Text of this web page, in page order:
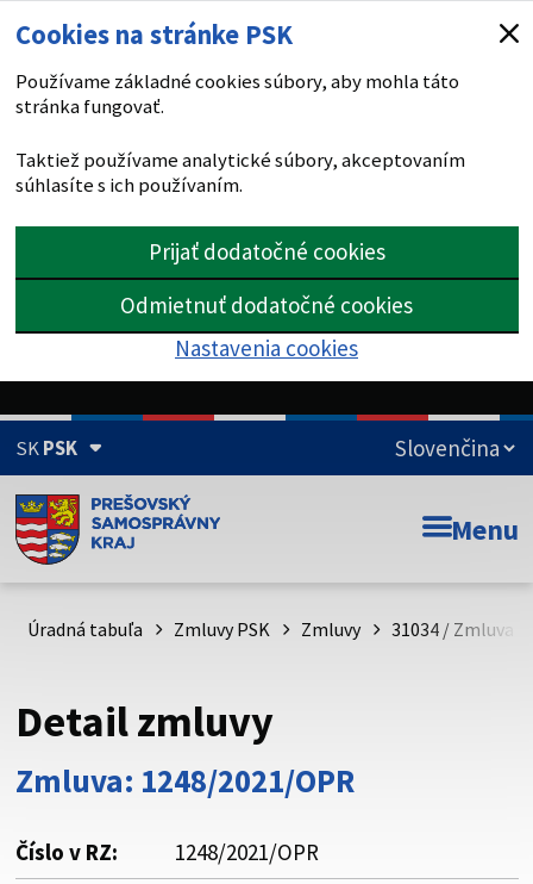
Cookies na stránke PSK
Používame základné cookies súbory, aby mohla táto
stránka fungovať.
Taktiež používame analytické súbory, akceptovaním
súhlasíte s ich používaním.
Prijať dodatočné cookies
Odmietnuť dodatočné cookies
Nastavenia cookies
SKPSK
Doména psk.sk je oficiálna
Toto je oficiálna webová stránka Prešovského
psk.sk.
Buďte pozorní a vždy sa uistite, že zdieľate informácie iba
cez zabezpečenú webovú stránku. Zabezpečená stránka
vždy začína https:// pred názvom domény webového sídla.
Menu
Úradná tabuľa Zmluvy PSK Zmluvy 31034 / Zmluva
Detail zmluvy
Zmluva: 1248/2021/OPR
Číslo v RZ:
1248/2021/OPR